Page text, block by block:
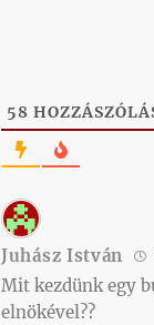
58
Juhász István
Mit kezdünk egy
elnökével??